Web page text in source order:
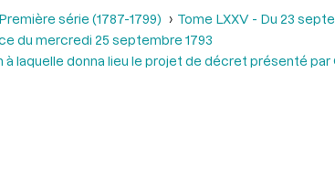
Première série (1787-1799)
Tome LXXV - Du 23
du mercredi 25 septembre 1793
laquelle donna lieu le projet de décret présenté par